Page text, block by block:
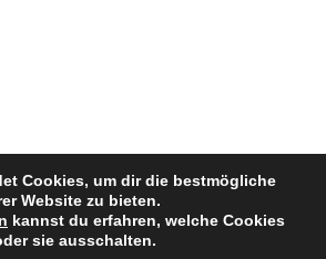
| Copyright @ 2022. All Rights Reserved
Cookies, um dir die bestmögliche
Website zu bieten.
kannst du erfahren, welche Cookies
sie ausschalten.